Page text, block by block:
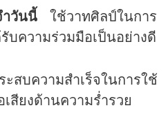
ำวันนี้ ใช้วาทศิลป์ในการ
บความร่วมมือเป็นอย่างดี
ะสบความสำเร็จในการใช้
สียงด้านความร่ำรวย